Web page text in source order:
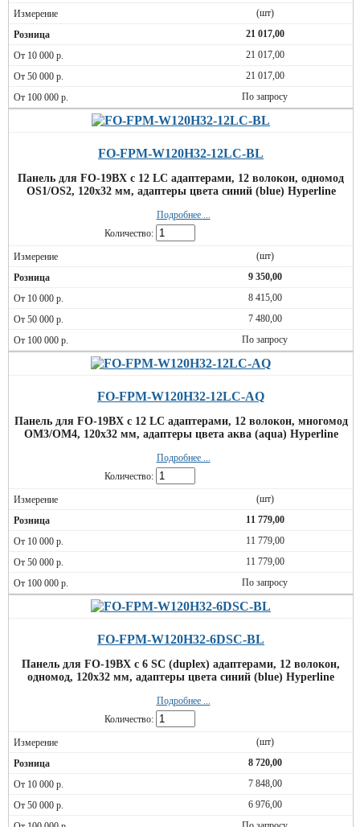
(шт)
21 017,00
21 017,00
21 017,00
По запросу
FO-FPM-W120H32-12LC-BL
Панель для FO-19BX с 12 LC адаптерами, 12 волокон, одномод
OS1/OS2, 120x32 мм, адаптеры цвета синий (blue) Hyperline
Подробнее ...
Количество:
(шт)
9 350,00
8 415,00
7 480,00
По запросу
FO-FPM-W120H32-12LC-AQ
Панель для FO-19BX с 12 LC адаптерами, 12 волокон, многомод
OM3/OM4, 120x32 мм, адаптеры цвета аква (aqua) Hyperline
Подробнее ...
Количество:
(шт)
11 779,00
11 779,00
11 779,00
По запросу
FO-FPM-W120H32-6DSC-BL
Панель для FO-19BX с 6 SC (duplex) адаптерами, 12 волокон,
одномод, 120x32 мм, адаптеры цвета синий (blue) Hyperline
Подробнее ...
Количество:
(шт)
8 720,00
7 848,00
6 976,00